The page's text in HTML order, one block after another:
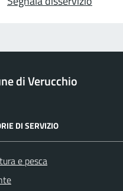
di Verucchio
DI SERVIZIO
e pesca